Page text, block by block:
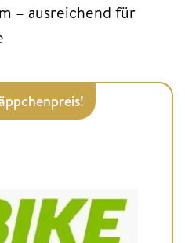
– ausreichend für